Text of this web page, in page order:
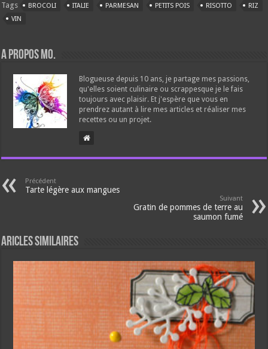
Tags BROCOLI ITALIE PARMESAN PETITS POIS RISOTTO
RIZ
VIN
A propos Mo.
Blogueuse depuis 10 ans, je partage mes passions,
qu'elles soient culinaire ou scrappesque je le fais
toujours avec plaisir. Et j'espère que vous en
prendrez autant à lire mes articles et réaliser mes
recettes ou un projet.
Précédent
Tarte légère aux mangues
Suivant
Gratin de pommes de terre au
saumon fumé
Aricles similaires